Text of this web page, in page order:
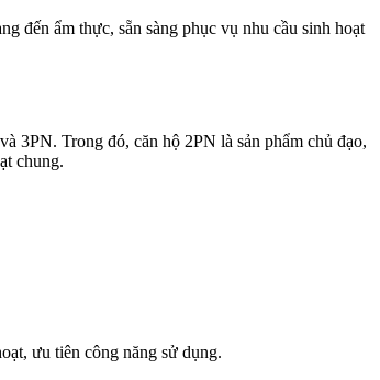
đến ẩm thực, sẵn sàng phục vụ nhu cầu sinh hoạt
3PN. Trong đó, căn hộ 2PN là sản phẩm chủ đạo,
chung.
ưu tiên công năng sử dụng.